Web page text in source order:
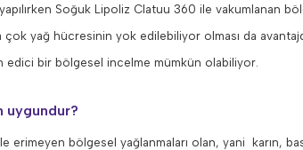
Soğuk Lipoliz Clatuu 360 ile vakumlanan
yağ hücresinin yok edilebiliyor olması da
bir bölgesel incelme mümkün olabiliyor.
uygundur?
bölgesel yağlanmaları olan, yani karın,